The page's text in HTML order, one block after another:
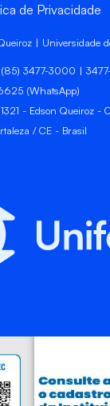
de Privacidade
| Universidade
(85) 3477-3000 |
(WhatsApp)
- Edson Queiroz -
/ CE - Brasil